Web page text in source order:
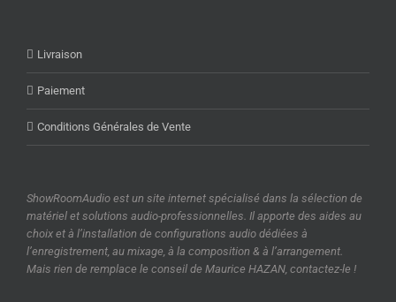
Livraison
Paiement
Conditions Générales de Vente
ShowRoomAudio est un site internet spécialisé dans la sélection de
matériel et solutions audio-professionnelles. Il apporte des aides au
choix et à l’installation de configurations audio dédiées à
l’enregistrement, au mixage, à la composition & à l’arrangement.
Mais rien de remplace le conseil de Maurice HAZAN, contactez-le !